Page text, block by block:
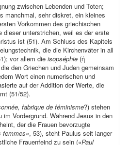
zwischen Lebenden und Toten;
manchmal, sehr diskret, ein kleines
Vorkommen des griechischen
dieser unterstrichen, weil es der erste
ist (51). Am Schluss des Kapitels
die die Kirchenväter in all
vor allem die isopséphie (ἡ
den Griechen und Juden gemeinsam
Wort einen numerischen und
auf der Addition der Werte, die
(51/52).
fabrique de féminisme?) stehen
im Vordergrund. Während Jesus in den
der die Frauen bevorzugte
femmes», 53), steht Paulus seit langer
Frauenfeind zu sein («Paul